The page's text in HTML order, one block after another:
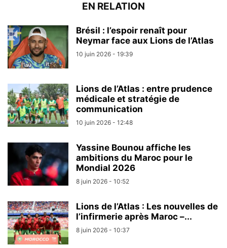
EN RELATION
Brésil : l’espoir renaît pour
Neymar face aux Lions de l’Atlas
10 juin 2026 - 19:39
Lions de l’Atlas : entre prudence
médicale et stratégie de
communication
10 juin 2026 - 12:48
Yassine Bounou affiche les
ambitions du Maroc pour le
Mondial 2026
8 juin 2026 - 10:52
Lions de l’Atlas : Les nouvelles de
l’infirmerie après Maroc –...
8 juin 2026 - 10:37